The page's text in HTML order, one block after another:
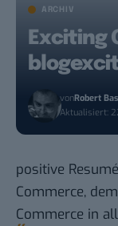
ARCHIV
Exciting
vonRobert
Aktualisiert:
positive
Commerce,
Commerce in